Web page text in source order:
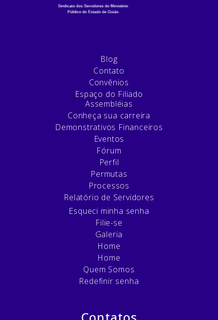
Blog
Contato
Convênios
Espaço do Filiado
Assembléias
Conheça sua carreira
Demonstrativos Financeiros
Eventos
Fórum
Perfil
Permutas
Processos
Relatório de Servidores
Esqueci minha senha
Filie-se
Galeria
Home
Home
Quem Somos
Redefinir senha